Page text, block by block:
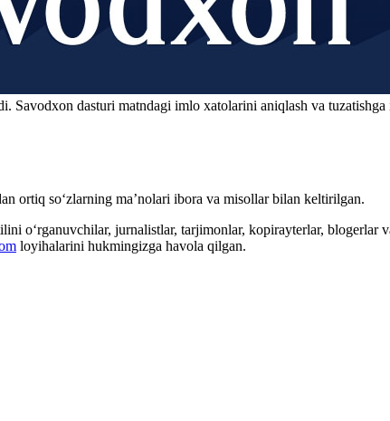
Savodxon dasturi matndagi imlo xatolarini aniqlash va tuzatishga
ortiq so‘zlarning ma’nolari ibora va misollar bilan keltirilgan.
o‘rganuvchilar, jurnalistlar, tarjimonlar, kopirayterlar,
loyihalarini hukmingizga havola qilgan.